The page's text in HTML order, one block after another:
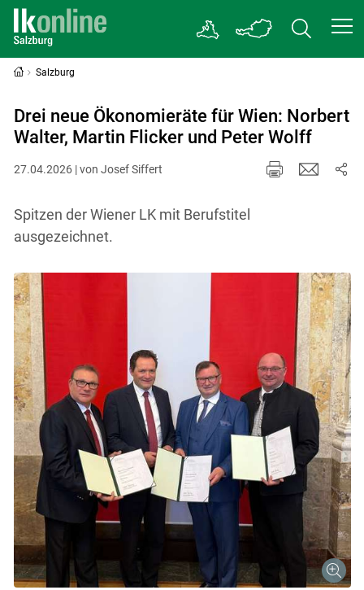
Salzburg
Drei neue Ökonomieräte für Wien: Norbert
Walter, Martin Flicker und Peter Wolff
27.04.2026 | von Josef Siffert
Spitzen der Wiener LK mit Berufstitel
ausgezeichnet.